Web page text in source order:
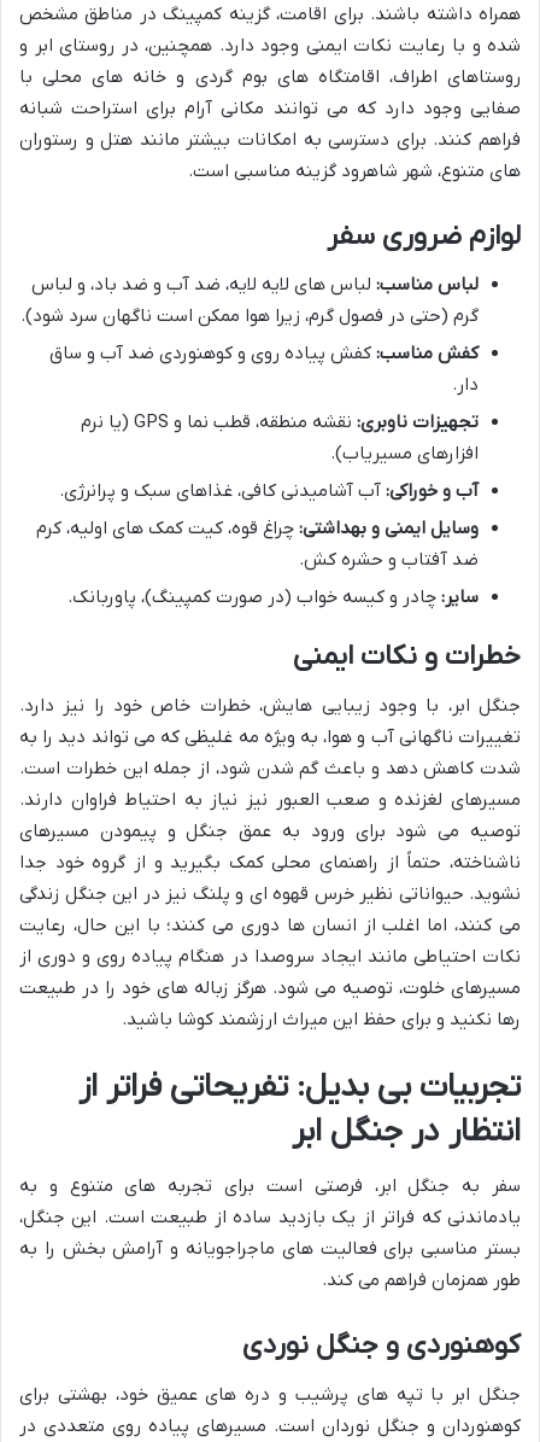
همراه داشته باشند. برای اقامت، گزینه کمپینگ در مناطق مشخص
شده و با رعایت نکات ایمنی وجود دارد. همچنین، در روستای ابر و
روستاهای اطراف، اقامتگاه های بوم گردی و خانه های محلی با
صفایی وجود دارد که می توانند مکانی آرام برای استراحت شبانه
فراهم کنند. برای دسترسی به امکانات بیشتر مانند هتل و رستوران
های متنوع، شهر شاهرود گزینه مناسبی است.
لوازم ضروری سفر
لباس مناسب: لباس های لایه لایه، ضد آب و ضد باد، و لباس
گرم (حتی در فصول گرم، زیرا هوا ممکن است ناگهان سرد شود).
کفش مناسب: کفش پیاده روی و کوهنوردی ضد آب و ساق
دار.
تجهیزات ناوبری:
نقشه منطقه، قطب نما و GPS (یا نرم
افزارهای مسیریاب).
آب و خوراکی: آب آشامیدنی کافی، غذاهای سبک و پرانرژی.
وسایل ایمنی و بهداشتی: چراغ قوه، کیت کمک های اولیه، کرم
ضد آفتاب و حشره کش.
سایر: چادر و کیسه خواب (در صورت کمپینگ)، پاوربانک.
خطرات و نکات ایمنی
جنگل ابر، با وجود زیبایی هایش، خطرات خاص خود را نیز دارد.
تغییرات ناگهانی آب و هوا، به ویژه مه غلیظی که می تواند دید را به
شدت کاهش دهد و باعث گم شدن شود، از جمله این خطرات است.
مسیرهای لغزنده و صعب العبور نیز نیاز به احتیاط فراوان دارند.
توصیه می شود برای ورود به عمق جنگل و پیمودن مسیرهای
ناشناخته، حتماً از راهنمای محلی کمک بگیرید و از گروه خود جدا
نشوید. حیواناتی نظیر خرس قهوه ای و پلنگ نیز در این جنگل زندگی
می کنند، اما اغلب از انسان ها دوری می کنند؛ با این حال، رعایت
نکات احتیاطی مانند ایجاد سروصدا در هنگام پیاده روی و دوری از
مسیرهای خلوت، توصیه می شود. هرگز زباله های خود را در طبیعت
رها نکنید و برای حفظ این میراث ارزشمند کوشا باشید.
تجربیات بی بدیل: تفریحاتی فراتر از
انتظار در جنگل ابر
سفر به جنگل ابر، فرصتی است برای تجربه های متنوع و به
یادماندنی که فراتر از یک بازدید ساده از طبیعت است. این جنگل،
بستر مناسبی برای فعالیت های ماجراجویانه و آرامش بخش را به
طور همزمان فراهم می کند.
کوهنوردی و جنگل نوردی
جنگل ابر با تپه های پرشیب و دره های عمیق خود، بهشتی برای
کوهنوردان و جنگل نوردان است. مسیرهای پیاده روی متعددی در